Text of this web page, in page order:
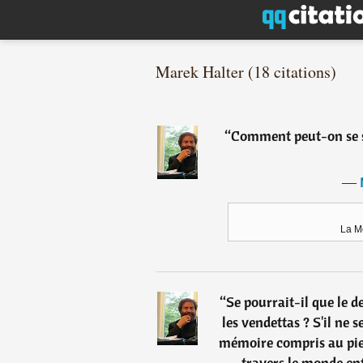
Marek Halter (18 citations)
“Comment peut-on se
―
La
“Se pourrait-il que le
les vendettas ? S'il ne
mémoire compris au